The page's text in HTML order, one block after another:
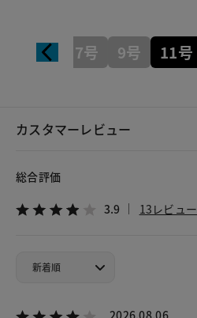
5号 7号 9号 11号
カスタマーレビュー
総合評価
3.9 13レビュー
2026.08.06